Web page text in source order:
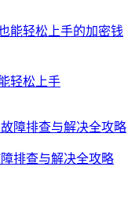
轻松上手
排查与解决全攻略